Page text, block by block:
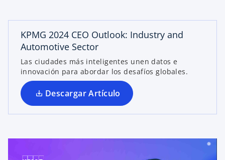
KPMG 2024 CEO Outlook: Industry and
Automotive Sector
Las ciudades más inteligentes unen datos e
innovación para abordar los desafíos globales.
Descargar Artículo
n
u
n
a
e
s